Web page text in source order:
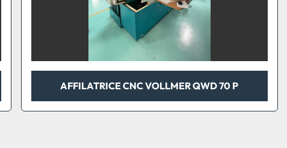
AFFILATRICE CNC VOLLMER QWD 70 P